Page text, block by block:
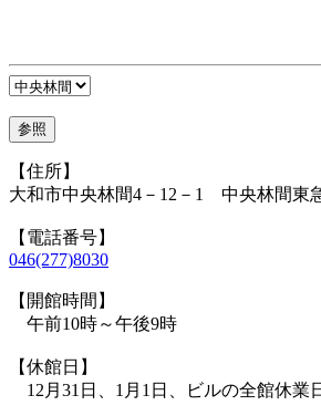
【住所】
大和市中央林間4－12－1 中央林間東
【電話番号】
046(277)8030
【開館時間】
午前10時～午後9時
【休館日】
12月31日、1月1日、ビルの全館休業